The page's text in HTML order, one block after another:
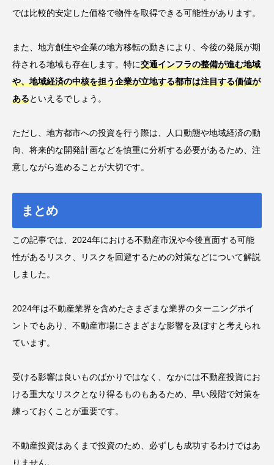
では比較的安定した価格で物件を取得できる可能性があります。
また、地方創生や企業の地方移転の動きにより、今後の発展が期
待される地域も存在します。特に交通インフラの整備が進む地域
や、地域経済の中核を担う企業が立地する都市は注目する価値が
あるといえるでしょう。
ただし、地方都市への投資を行う際は、人口動態や地域経済の動
向、将来的な開発計画などを慎重に分析する必要があるため、注
意しながら進めることが大切です。
まとめ
この記事では、2024年における不動産市況や今後直面する可能
性があるリスク、リスクを回避するための対策などについて解説
しました。
2024年は不動産業界を含めたさまざまな業界のターニングポイ
ントでもあり、不動産市場にさまざまな影響を及ぼすと考えられ
ています。
受ける影響は良いものばかりではなく、なかには不動産投資にお
ける重大なリスクとなり得るものもあるため、早い段階で対策を
練っておくことが重要です。
不動産投資はあくまで投資のため、必ずしも成功するわけではあ
りません。